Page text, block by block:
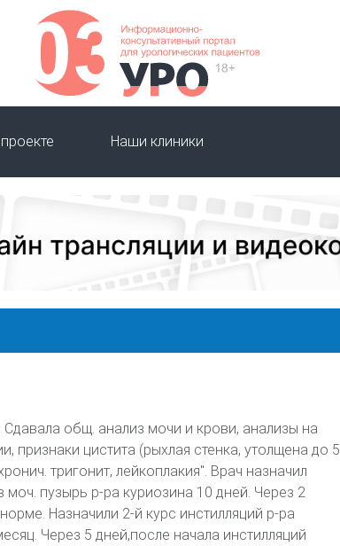
Наши клиники
Сдавала общ. анализ мочи и крови, анализы на
признаки цистита (рыхлая стенка, утолщена до 5
тригонит, лейкоплакия". Врач назначил
моч. пузырь р-ра куриозина 10 дней. Через 2
Назначили 2-й курс инстилляций р-ра
Через 5 дней,после начала инстилляций